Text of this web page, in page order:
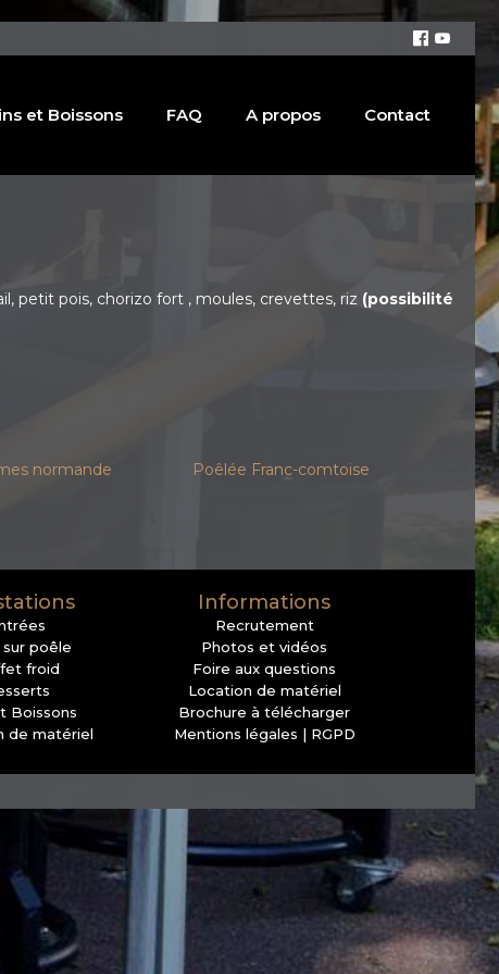
et Boissons FAQ A propos Contact
petit pois, chorizo fort , moules, crevettes, riz (possibilité
normande Poêlée Franc-comtoise
sur poêle
froid
Boissons
de matériel
Informations
Recrutement
Photos et vidéos
Foire aux questions
Location de matériel
Brochure à télécharger
Mentions légales | RGPD